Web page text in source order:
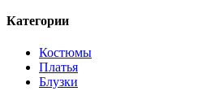
Категории
Костюмы
Платья
Блузки